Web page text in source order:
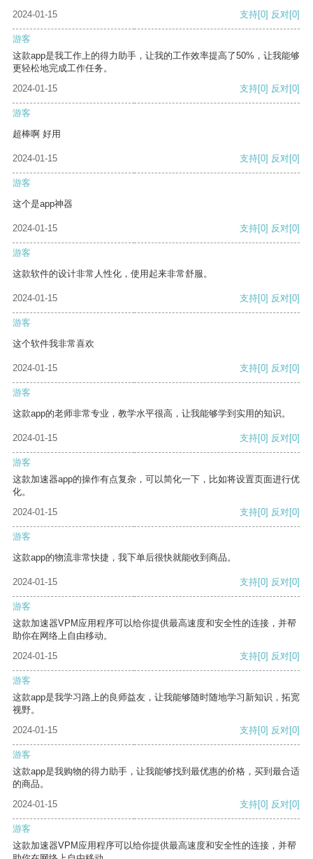
2024-01-15 支持[0] 反对[0]
游客
这款app是我工作上的得力助手，让我的工作效率提高了50%，让我能够
更轻松地完成工作任务。
2024-01-15
支持[0] 反对[0]
游客
超棒啊 好用
2024-01-15 支持[0] 反对[0]
游客
这个是app神器
2024-01-15 支持[0] 反对[0]
游客
这款软件的设计非常人性化，使用起来非常舒服。
2024-01-15 支持[0] 反对[0]
游客
这个软件我非常喜欢
2024-01-15 支持[0] 反对[0]
游客
这款app的老师非常专业，教学水平很高，让我能够学到实用的知识。
2024-01-15 支持[0] 反对[0]
游客
这款加速器app的操作有点复杂，可以简化一下，比如将设置页面进行优
化。
2024-01-15
支持[0] 反对[0]
游客
这款app的物流非常快捷，我下单后很快就能收到商品。
2024-01-15 支持[0] 反对[0]
游客
这款加速器VPM应用程序可以给你提供最高速度和安全性的连接，并帮
助你在网络上自由移动。
2024-01-15
支持[0] 反对[0]
游客
这款app是我学习路上的良师益友，让我能够随时随地学习新知识，拓宽
视野。
2024-01-15
支持[0] 反对[0]
游客
这款app是我购物的得力助手，让我能够找到最优惠的价格，买到最合适
的商品。
2024-01-15
支持[0] 反对[0]
游客
这款加速器VPM应用程序可以给你提供最高速度和安全性的连接，并帮